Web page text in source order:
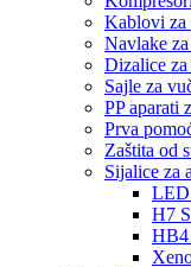
Kablovi za
Navlake
Dizalice za
Sajle za
PP aparati
Prva
Zaštita od
Sijalice za
LED
H7
HB4